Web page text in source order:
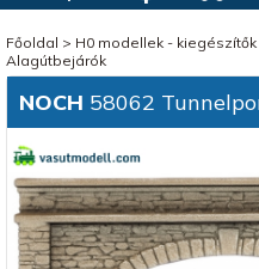
Főoldal > H0 modellek - kiegészítők
Alagútbejárók
NOCH 58062